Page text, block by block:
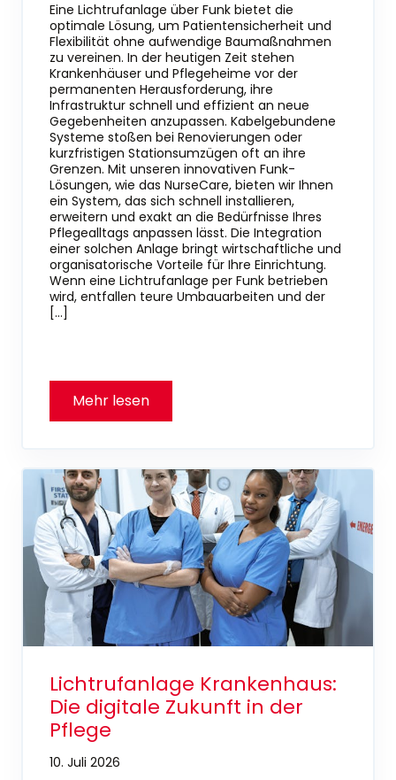
Eine Lichtrufanlage über Funk bietet die
optimale Lösung, um Patientensicherheit und
Flexibilität ohne aufwendige Baumaßnahmen
zu vereinen. In der heutigen Zeit stehen
Krankenhäuser und Pflegeheime vor der
permanenten Herausforderung, ihre
Infrastruktur schnell und effizient an neue
Gegebenheiten anzupassen. Kabelgebundene
Systeme stoßen bei Renovierungen oder
kurzfristigen Stationsumzügen oft an ihre
Grenzen. Mit unseren innovativen Funk-
Lösungen, wie das NurseCare, bieten wir Ihnen
ein System, das sich schnell installieren,
erweitern und exakt an die Bedürfnisse Ihres
Pflegealltags anpassen lässt. Die Integration
einer solchen Anlage bringt wirtschaftliche und
organisatorische Vorteile für Ihre Einrichtung.
Wenn eine Lichtrufanlage per Funk betrieben
wird, entfallen teure Umbauarbeiten und der
[…]
Lichtrufanlage Krankenhaus:
Die digitale Zukunft in der
Pflege
10. Juli 2026